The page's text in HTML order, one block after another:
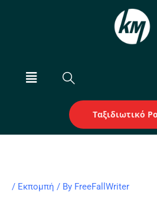
Menu
Ταξιδιωτικό
/ Εκπομπή / By FreeFallWriter